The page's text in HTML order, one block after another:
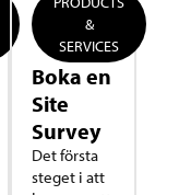
&
SERVICES
Boka en
Site
Survey
Det första
steget i att